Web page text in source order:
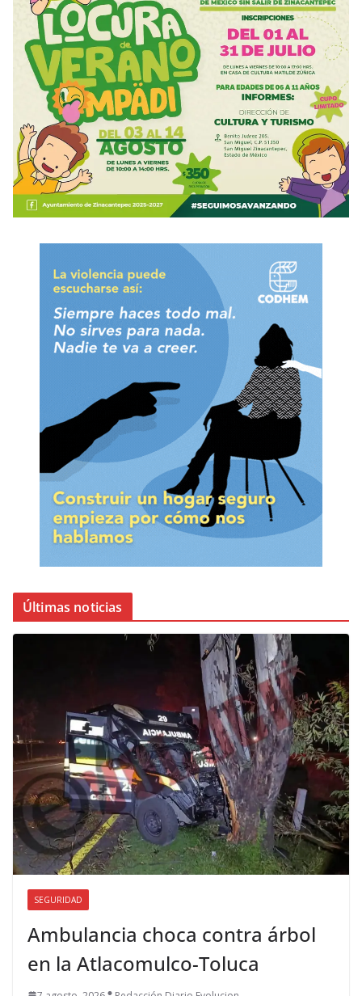
Últimas noticias
SEGURIDAD
Ambulancia choca contra árbol
en la Atlacomulco-Toluca